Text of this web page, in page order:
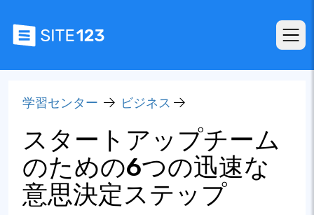
学習センター ビジネス
スタートアップチーム
のための6つの迅速な
意思決定ステップ